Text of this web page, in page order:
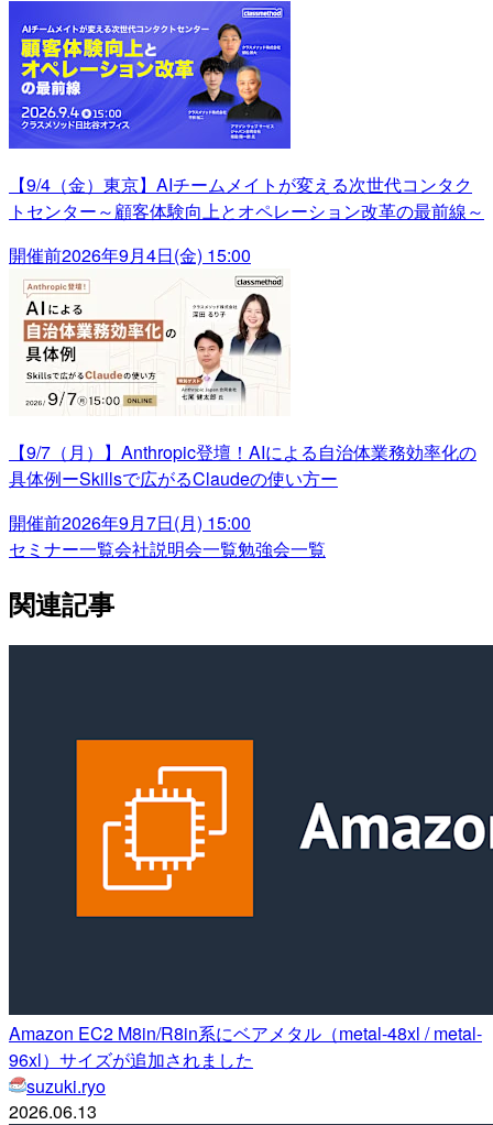
【9/4（金）東京】AIチームメイトが変える次世代コンタク
トセンター～顧客体験向上とオペレーション改革の最前線～
開催前2026年9月4日(金) 15:00
【9/7（月）】Anthropic登壇！AIによる自治体業務効率化の
具体例ーSkillsで広がるClaudeの使い方ー
開催前2026年9月7日(月) 15:00
セミナー一覧会社説明会一覧勉強会一覧
関連記事
Amazon EC2 M8in/R8in系にベアメタル（metal-48xl / metal-
96xl）サイズが追加されました
suzuki.ryo
2026.06.13